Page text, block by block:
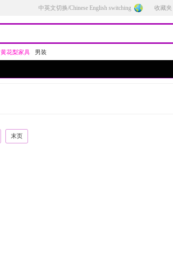
中英文切换/Chinese English switching 收藏夹
黄花梨家具 男装
末页